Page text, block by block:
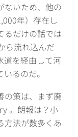
ないため、他の
年）存在し
るだけの話では
ら流れ込んだ
道を経由して河
るのだ。
の策は、まず廃
。朗報は？小
方法が数多くあ